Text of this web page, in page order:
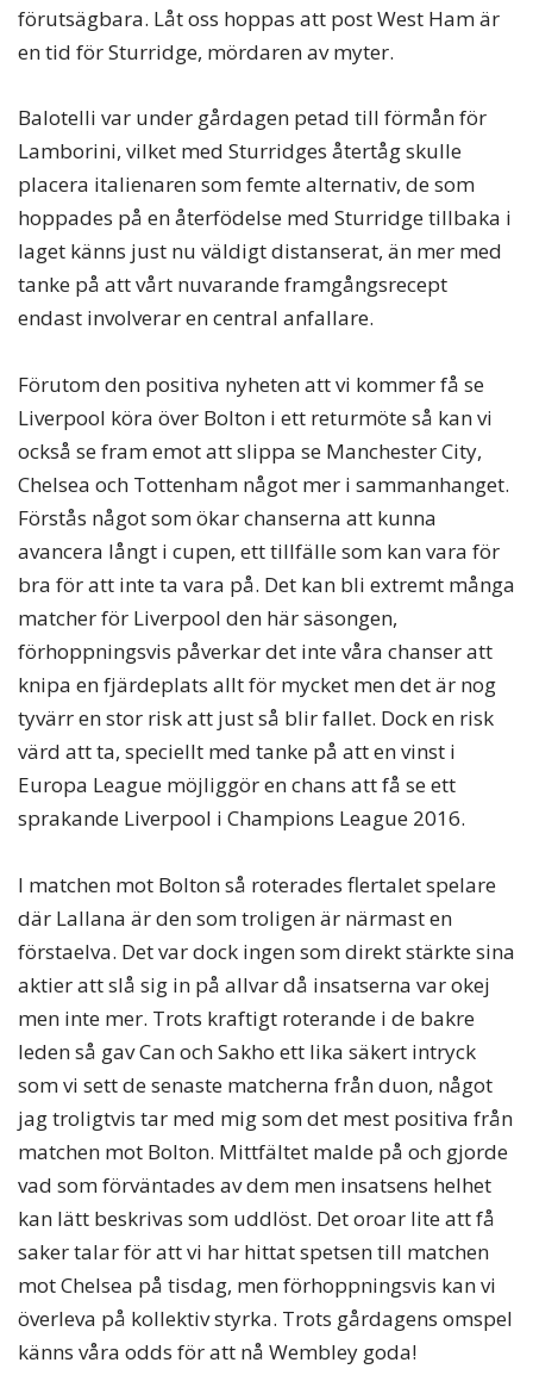
förutsägbara. Låt oss hoppas att post West Ham är
en tid för Sturridge, mördaren av myter.
Balotelli var under gårdagen petad till förmån för
Lamborini, vilket med Sturridges återtåg skulle
placera italienaren som femte alternativ, de som
hoppades på en återfödelse med Sturridge tillbaka i
laget känns just nu väldigt distanserat, än mer med
tanke på att vårt nuvarande framgångsrecept
endast involverar en central anfallare.
Förutom den positiva nyheten att vi kommer få se
Liverpool köra över Bolton i ett returmöte så kan vi
också se fram emot att slippa se Manchester City,
Chelsea och Tottenham något mer i sammanhanget.
Förstås något som ökar chanserna att kunna
avancera långt i cupen, ett tillfälle som kan vara för
bra för att inte ta vara på. Det kan bli extremt många
matcher för Liverpool den här säsongen,
förhoppningsvis påverkar det inte våra chanser att
knipa en fjärdeplats allt för mycket men det är nog
tyvärr en stor risk att just så blir fallet. Dock en risk
värd att ta, speciellt med tanke på att en vinst i
Europa League möjliggör en chans att få se ett
sprakande Liverpool i Champions League 2016.
I matchen mot Bolton så roterades flertalet spelare
där Lallana är den som troligen är närmast en
förstaelva. Det var dock ingen som direkt stärkte sina
aktier att slå sig in på allvar då insatserna var okej
men inte mer. Trots kraftigt roterande i de bakre
leden så gav Can och Sakho ett lika säkert intryck
som vi sett de senaste matcherna från duon, något
jag troligtvis tar med mig som det mest positiva från
matchen mot Bolton. Mittfältet malde på och gjorde
vad som förväntades av dem men insatsens helhet
kan lätt beskrivas som uddlöst. Det oroar lite att få
saker talar för att vi har hittat spetsen till matchen
mot Chelsea på tisdag, men förhoppningsvis kan vi
överleva på kollektiv styrka. Trots gårdagens omspel
känns våra odds för att nå Wembley goda!